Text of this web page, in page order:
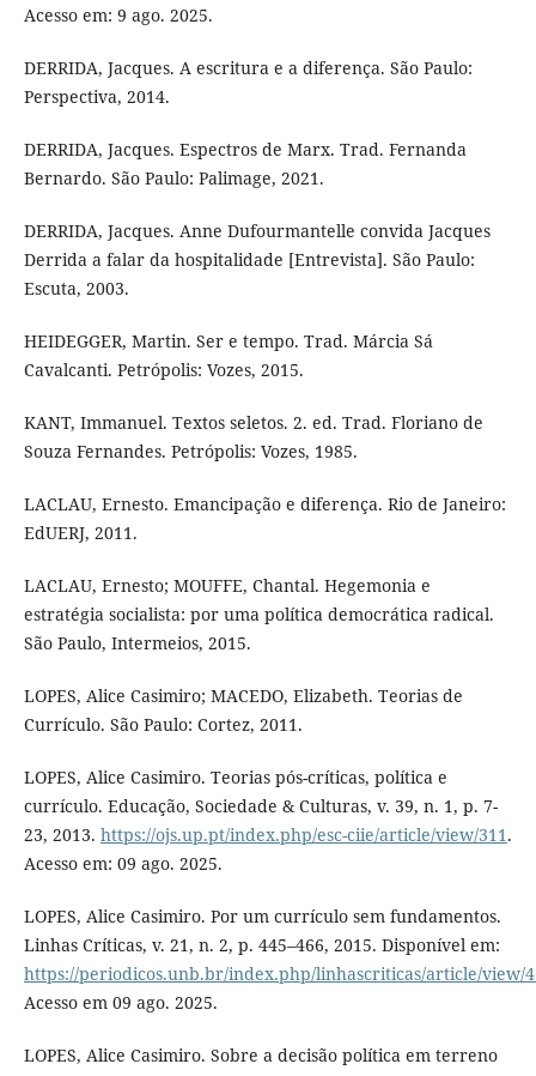
Acesso em: 9 ago. 2025.
DERRIDA, Jacques. A escritura e a diferença. São Paulo:
Perspectiva, 2014.
DERRIDA, Jacques. Espectros de Marx. Trad. Fernanda
Bernardo. São Paulo: Palimage, 2021.
DERRIDA, Jacques. Anne Dufourmantelle convida Jacques
Derrida a falar da hospitalidade [Entrevista]. São Paulo:
Escuta, 2003.
HEIDEGGER, Martin. Ser e tempo. Trad. Márcia Sá
Cavalcanti. Petrópolis: Vozes, 2015.
KANT, Immanuel. Textos seletos. 2. ed. Trad. Floriano de
Souza Fernandes. Petrópolis: Vozes, 1985.
LACLAU, Ernesto. Emancipação e diferença. Rio de Janeiro:
EdUERJ, 2011.
LACLAU, Ernesto; MOUFFE, Chantal. Hegemonia e
estratégia socialista: por uma política democrática radical.
São Paulo, Intermeios, 2015.
LOPES, Alice Casimiro; MACEDO, Elizabeth. Teorias de
Currículo. São Paulo: Cortez, 2011.
LOPES, Alice Casimiro. Teorias pós-críticas, política e
currículo. Educação, Sociedade & Culturas, v. 39, n. 1, p. 7-
23, 2013. https://ojs.up.pt/index.php/esc-ciie/article/view/311.
Acesso em: 09 ago. 2025.
LOPES, Alice Casimiro. Por um currículo sem fundamentos.
Linhas Críticas, v. 21, n. 2, p. 445–466, 2015. Disponível em:
https://periodicos.unb.br/index.php/linhascriticas/article/view/
Acesso em 09 ago. 2025.
LOPES, Alice Casimiro. Sobre a decisão política em terreno